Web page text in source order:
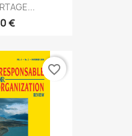
€
favorite_border